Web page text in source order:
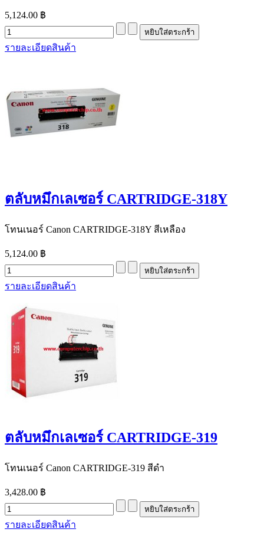
5,124.00 ฿
รายละเอียดสินค้า
ตลับหมึกเลเซอร์ CARTRIDGE-318Y
โทนเนอร์ Canon CARTRIDGE-318Y สีเหลือง
5,124.00 ฿
รายละเอียดสินค้า
ตลับหมึกเลเซอร์ CARTRIDGE-319
โทนเนอร์ Canon CARTRIDGE-319 สีดำ
3,428.00 ฿
รายละเอียดสินค้า